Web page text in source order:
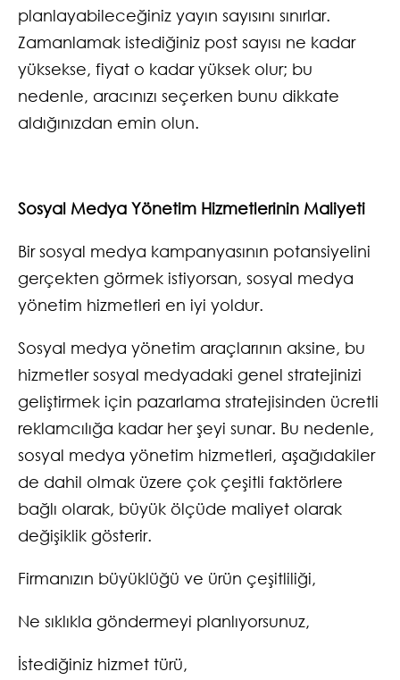
planlayabileceğiniz yayın sayısını sınırlar.
Zamanlamak istediğiniz post sayısı ne kadar
yüksekse, fiyat o kadar yüksek olur; bu
nedenle, aracınızı seçerken bunu dikkate
aldığınızdan emin olun.
Sosyal Medya Yönetim Hizmetlerinin Maliyeti
Bir sosyal medya kampanyasının potansiyelini
gerçekten görmek istiyorsan, sosyal medya
yönetim hizmetleri en iyi yoldur.
Sosyal medya yönetim araçlarının aksine, bu
hizmetler sosyal medyadaki genel stratejinizi
geliştirmek için pazarlama stratejisinden ücretli
reklamcılığa kadar her şeyi sunar. Bu nedenle,
sosyal medya yönetim hizmetleri, aşağıdakiler
de dahil olmak üzere çok çeşitli faktörlere
bağlı olarak, büyük ölçüde maliyet olarak
değişiklik gösterir.
Firmanızın büyüklüğü ve ürün çeşitliliği,
Ne sıklıkla göndermeyi planlıyorsunuz,
İstediğiniz hizmet türü,